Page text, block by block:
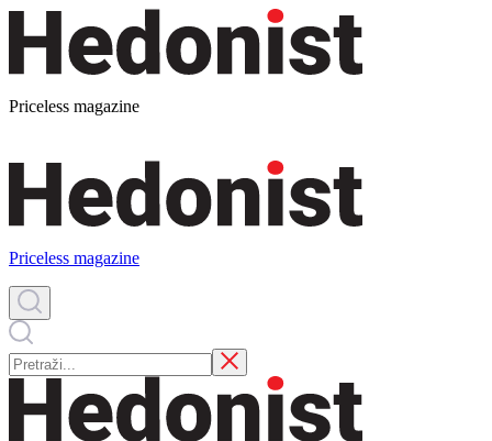
Priceless magazine
Priceless magazine